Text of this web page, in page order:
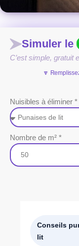
Simuler le
C’est simple, gratuit
🔽
Nuisibles à éliminer *
Nombre de m² *
Conseils
lit